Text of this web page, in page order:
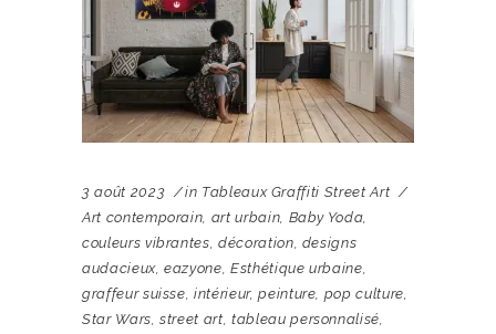
3 août 2023 in Tableaux Graffiti Street Art
Art contemporain art urbain Baby Yoda
couleurs vibrantes ,décoration designs
audacieux,eazyone ,Esthétique urbaine
graffeur suisse ,intérieur,peinture pop culture
Star Wars ,street art tableau personnalisé